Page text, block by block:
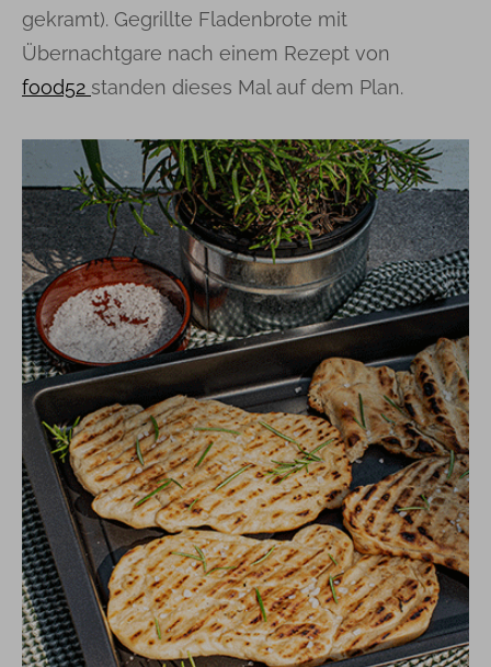
gekramt). Gegrillte Fladenbrote mit
Übernachtgare nach einem Rezept von
food52 standen dieses Mal auf dem Plan.